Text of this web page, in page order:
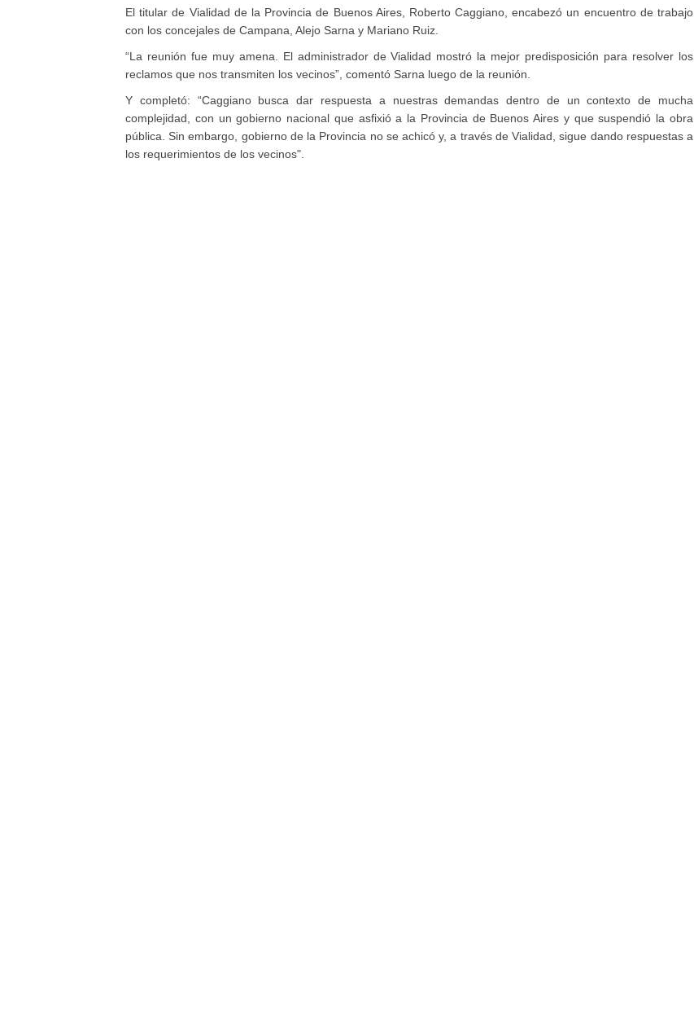
El titular de Vialidad de la Provincia de Buenos Aires, Roberto Caggiano, encabezó un encuentro de trabajo
con los concejales de Campana, Alejo Sarna y Mariano Ruiz.
“La reunión fue muy amena. El administrador de Vialidad mostró la mejor predisposición para resolver los
reclamos que nos transmiten los vecinos”, comentó Sarna luego de la reunión.
Y completó: “Caggiano busca dar respuesta a nuestras demandas dentro de un contexto de mucha
complejidad, con un gobierno nacional que asfixió a la Provincia de Buenos Aires y que suspendió la obra
pública. Sin embargo, gobierno de la Provincia no se achicó y, a través de Vialidad, sigue dando respuestas a
los requerimientos de los vecinos".